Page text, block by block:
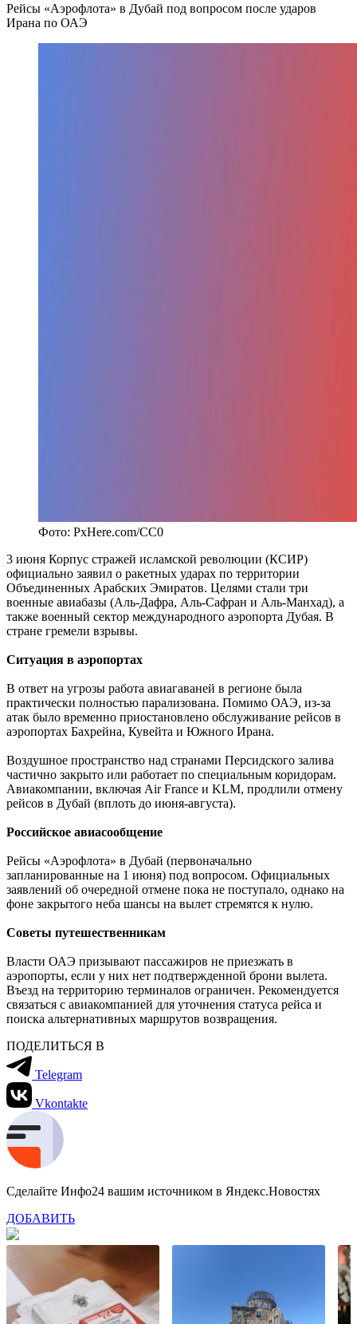
Рейсы «Аэрофлота» в Дубай под вопросом после ударов
Ирана по ОАЭ
Фото: PxHere.com/CC0
3 июня Корпус стражей исламской революции (КСИР)
официально заявил о ракетных ударах по территории
Объединенных Арабских Эмиратов. Целями стали три
военные авиабазы (Аль-Дафра, Аль-Сафран и Аль-Манхад), а
также военный сектор международного аэропорта Дубая. В
стране гремели взрывы.
Ситуация в аэропортах
В ответ на угрозы работа авиагаваней в регионе была
практически полностью парализована. Помимо ОАЭ, из-за
атак было временно приостановлено обслуживание рейсов в
аэропортах Бахрейна, Кувейта и Южного Ирана.
Воздушное пространство над странами Персидского залива
частично закрыто или работает по специальным коридорам.
Авиакомпании, включая Air France и KLM, продлили отмену
рейсов в Дубай (вплоть до июня-августа).
Российское авиасообщение
Рейсы «Аэрофлота» в Дубай (первоначально
запланированные на 1 июня) под вопросом. Официальных
заявлений об очередной отмене пока не поступало, однако на
фоне закрытого неба шансы на вылет стремятся к нулю.
Советы путешественникам
Власти ОАЭ призывают пассажиров не приезжать в
аэропорты, если у них нет подтвержденной брони вылета.
Въезд на территорию терминалов ограничен. Рекомендуется
связаться с авиакомпанией для уточнения статуса рейса и
поиска альтернативных маршрутов возвращения.
ПОДЕЛИТЬСЯ В
Telegram
Vkontakte
Сделайте Инфо24 вашим источником в Яндекс.Новостях
ДОБАВИТЬ